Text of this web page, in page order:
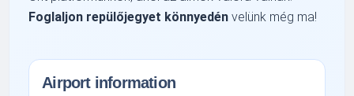
Foglaljon repülőjegyet könnyedén velünk még ma!
Airport information